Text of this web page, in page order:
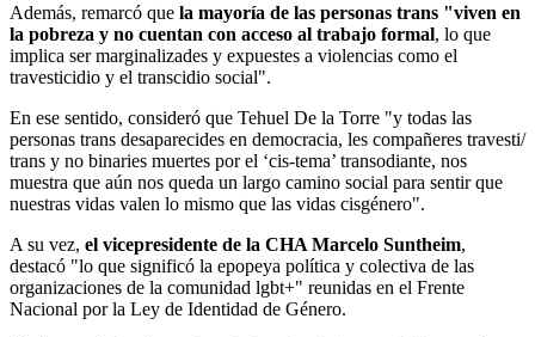
Además, remarcó que la mayoría de las personas trans "viven en
la pobreza y no cuentan con acceso al trabajo formal, lo que
implica ser marginalizades y expuestes a violencias como el
travesticidio y el transcidio social".
En ese sentido, consideró que Tehuel De la Torre "y todas las
personas trans desaparecides en democracia, les compañeres travesti/
trans y no binaries muertes por el ‘cis-tema’ transodiante, nos
muestra que aún nos queda un largo camino social para sentir que
nuestras vidas valen lo mismo que las vidas cisgénero".
A su vez, el vicepresidente de la CHA Marcelo Suntheim,
destacó "lo que significó la epopeya política y colectiva de las
organizaciones de la comunidad lgbt+" reunidas en el Frente
Nacional por la Ley de Identidad de Género.